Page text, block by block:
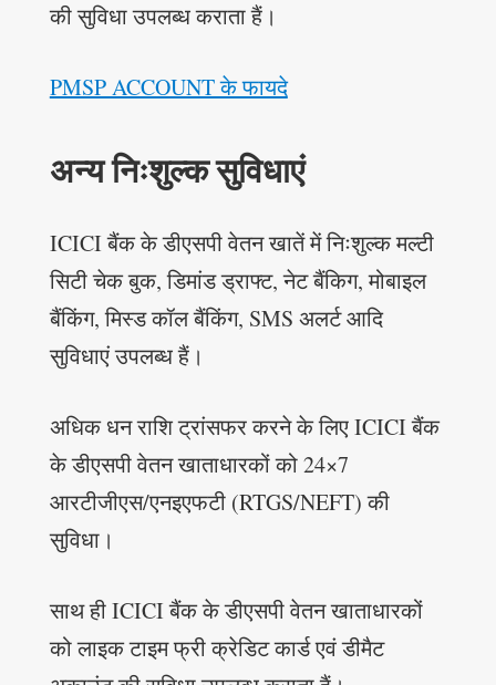
की सुविधा उपलब्ध कराता हैं।
PMSP ACCOUNT के फायदे
अन्य निःशुल्क सुविधाएं
ICICI बैंक के डीएसपी वेतन खातें में निःशुल्क मल्टी
सिटी चेक बुक, डिमांड ड्राफ्ट, नेट बैंकिग, मोबाइल
बैंकिंग, मिस्ड कॉल बैंकिंग, SMS अलर्ट आदि
सुविधाएं उपलब्ध हैं।
अधिक धन राशि ट्रांसफर करने के लिए ICICI बैंक
के डीएसपी वेतन खाताधारकों को 24×7
आरटीजीएस/एनइएफटी (RTGS/NEFT) की
सुविधा।
साथ ही ICICI बैंक के डीएसपी वेतन खाताधारकों
को लाइक टाइम फ्री क्रेडिट कार्ड एवं डीमैट